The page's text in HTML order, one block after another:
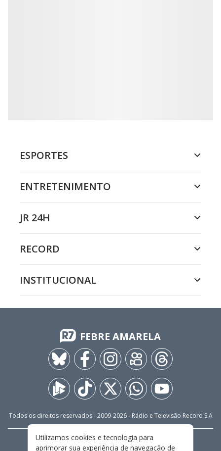
ESPORTES
ENTRETENIMENTO
JR 24H
RECORD
INSTITUCIONAL
FEBRE AMARELA
Todos os direitos reservados - 2009-2026- Rádio e Televisão Record S.A
FALE CONOSCO PRIVACIDADE
Utilizamos cookies e tecnologia para
aprimorar sua experiência de navegação de